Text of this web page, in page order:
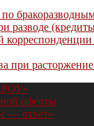
разводе
при расторжение
оферты
— ответ»